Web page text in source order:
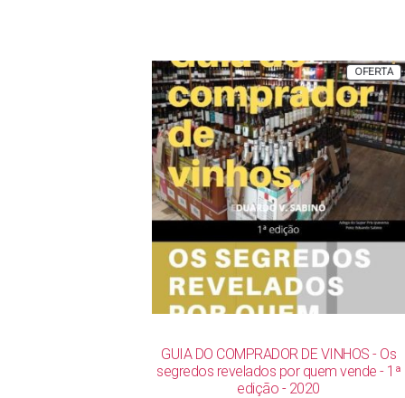
OFERTA
GUIA DO COMPRADOR DE VINHOS - Os
segredos revelados por quem vende - 1ª
edição - 2020